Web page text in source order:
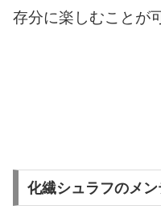
存分に楽しむことが
化繊シュラフのメ